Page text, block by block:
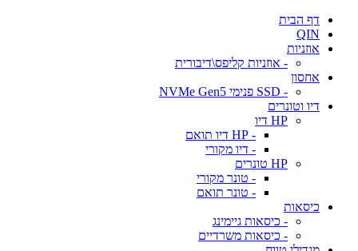
דף הבית
QIN
אוזניות
- אוזניות קליפס\דיבורית
אחסון
- SSD פנימי NVMe Gen5
דיו וטונרים
HP דיו
- HP דיו תואם
- דיו מקורי
HP טונרים
- טונר מקורי
- טונר תואם
כיסאות
- כיסאות גיימינג
- כיסאות משרדיים